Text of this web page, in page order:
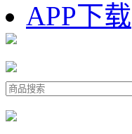
APP下载